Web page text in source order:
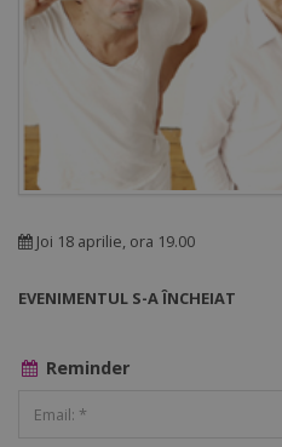
Joi 18 aprilie, ora 19.00
EVENIMENTUL S-A ÎNCHEIAT
Reminder